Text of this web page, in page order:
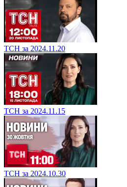
ТСН за 2024.11.20
ТСН за 2024.11.15
ТСН за 2024.10.30